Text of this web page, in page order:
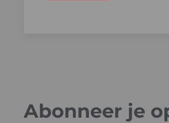
Abonneer je